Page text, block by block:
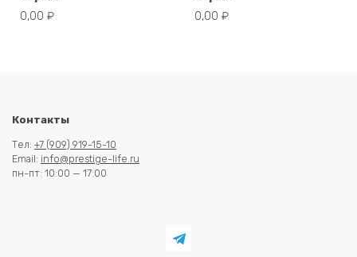
0,00 ₽
0,00 ₽
Контакты
Тел: +7 (909) 919-15-10
Email: info@prestige-life.ru
пн-пт: 10:00 — 17:00